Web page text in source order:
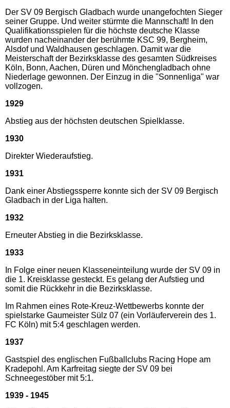
Der SV 09 Bergisch Gladbach wurde unangefochten Sieger
seiner Gruppe. Und weiter stürmte die Mannschaft! In den
Qualifikationsspielen für die höchste deutsche Klasse
wurden nacheinander der berühmte KSC 99, Bergheim,
Alsdof und Waldhausen geschlagen. Damit war die
Meisterschaft der Bezirksklasse des gesamten Südkreises
Köln, Bonn, Aachen, Düren und Mönchengladbach ohne
Niederlage gewonnen. Der Einzug in die "Sonnenliga" war
vollzogen.
1929
Abstieg aus der höchsten deutschen Spielklasse.
1930
Direkter Wiederaufstieg.
1931
Dank einer Abstiegssperre konnte sich der SV 09 Bergisch
Gladbach in der Liga halten.
1932
Erneuter Abstieg in die Bezirksklasse.
1933
In Folge einer neuen Klasseneinteilung wurde der SV 09 in
die 1. Kreisklasse gesteckt. Es gelang der Aufstieg und
somit die Rückkehr in die Bezirksklasse.
Im Rahmen eines Rote-Kreuz-Wettbewerbs konnte der
spielstarke Gaumeister Sülz 07 (ein Vorläuferverein des 1.
FC Köln) mit 5:4 geschlagen werden.
1937
Gastspiel des englischen Fußballclubs Racing Hope am
Kradepohl. Am Karfreitag siegte der SV 09 bei
Schneegestöber mit 5:1.
1939 - 1945